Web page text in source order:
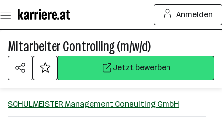
Seiteninhalt
springen
Anmelden
Mitarbeiter Controlling (m/w/d)
Jetzt bewerben
SCHULMEISTER Management Consulting GmbH